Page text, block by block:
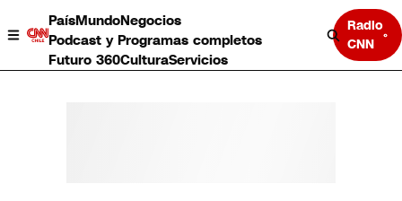
PaísMundoNegocios
Podcast y Programas completos
Futuro 360CulturaServicios
Radio
CNN